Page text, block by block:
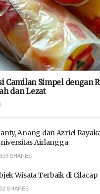
Camilan Simpel dengan
dan Lezat
Anang dan Azriel
Airlangga
SHARES
Wisata Terbaik di Cilacap
SHARES